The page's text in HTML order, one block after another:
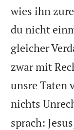
wies ihn
du nicht
gleicher
zwar mit
unsre Taten
nichts
sprach: